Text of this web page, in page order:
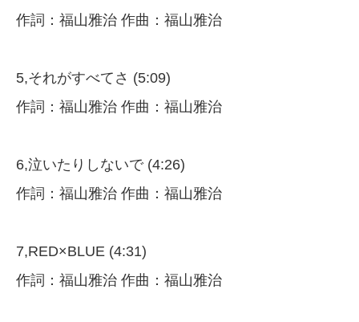
作詞：福山雅治 作曲：福山雅治
5,それがすべてさ (5:09)
作詞：福山雅治 作曲：福山雅治
6,泣いたりしないで (4:26)
作詞：福山雅治 作曲：福山雅治
7,RED×BLUE (4:31)
作詞：福山雅治 作曲：福山雅治